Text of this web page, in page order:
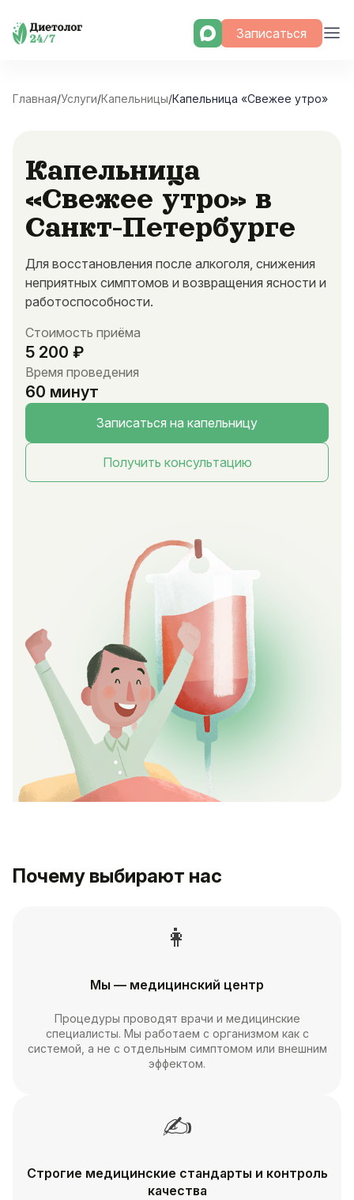
Skip
Записаться
Главная/Услуги/Капельницы/Капельница «Свежее утро»
Капельница
«Свежее утро» в
Санкт-Петербурге
Для восстановления после алкоголя, снижения
неприятных симптомов и возвращения ясности и
работоспособности.
Стоимость приёма
5 200 ₽
Время проведения
60 минут
Записаться на капельницу
Получить консультацию
Почему выбирают нас
👩
Мы — медицинский центр
Процедуры проводят врачи и медицинские
специалисты. Мы работаем с организмом как с
системой, а не с отдельным симптомом или внешним
эффектом.
✍
Строгие медицинские стандарты и контроль
качества